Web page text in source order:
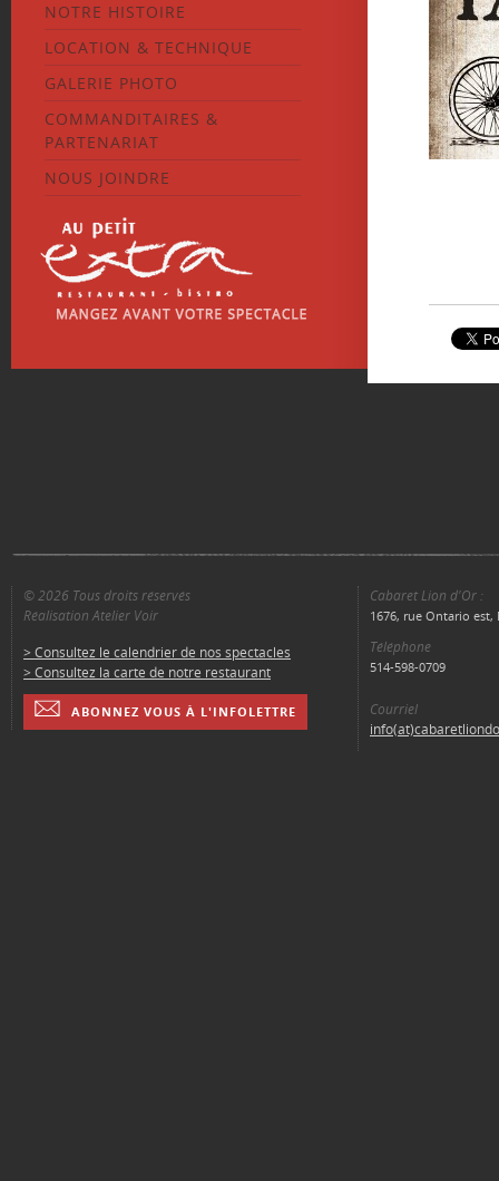
NOTRE HISTOIRE
LOCATION & TECHNIQUE
GALERIE PHOTO
COMMANDITAIRES &
PARTENARIAT
NOUS JOINDRE
© 2026 Tous droits réservés
Réalisation Atelier Voir
> Consultez le calendrier de nos spectacles
> Consultez la carte de notre restaurant
ABONNEZ VOUS À L'INFOLETTRE
Cabaret Lion d'Or :
1676, rue Ontario est,
Téléphone
514-598-0709
Courriel